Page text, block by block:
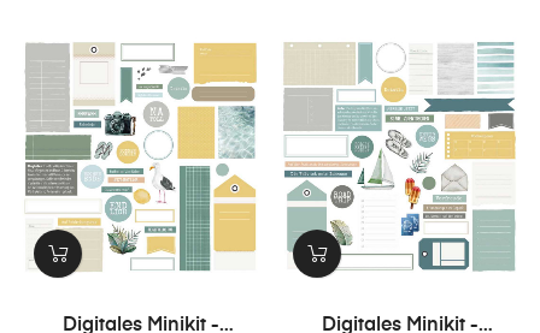
Digitales Minikit -
Digitales Minikit -